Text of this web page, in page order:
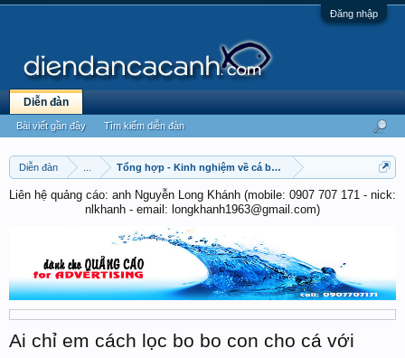
Đăng nhập
Diễn đàn Tổng hợp - Kinh nghiệm về cá betta
Liên hệ quảng cáo: anh Nguyễn Long Khánh (mobile: 0907 707 171 - nick:
nlkhanh - email: longkhanh1963@gmail.com)
Ai chỉ em cách lọc bo bo con cho cá với
Diễn đàn
Bài viết gần đây Tìm kiếm diễn đàn